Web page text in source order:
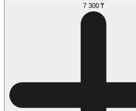
7 300 ₸